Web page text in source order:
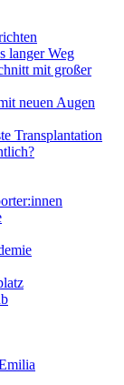
langer Weg
mit großer
neuen Augen
Transplantation